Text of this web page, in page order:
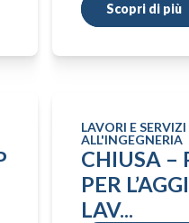
Scopri di più
LAVORI E
ALL'INGEGNERIA
CHIUSA –
PER
LAV...